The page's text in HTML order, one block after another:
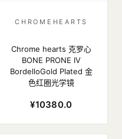
CHROMEHEARTS
Chrome hearts 克罗心
BONE PRONE IV
BordelloGold Plated 金
色红圈光学镜
¥10380.0